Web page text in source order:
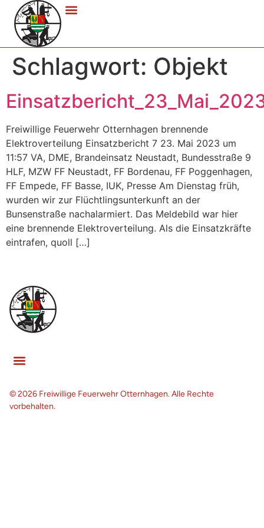
Schlagwort: Objekt
Freiwillige Feuerwehr Otternhagen brennende
Elektroverteilung Einsatzbericht 7 23. Mai 2023 um
11:57 VA, DME, Brandeinsatz Neustadt, Bundesstraße 9
HLF, MZW FF Neustadt, FF Bordenau, FF Poggenhagen,
FF Empede, FF Basse, IUK, Presse Am Dienstag früh,
wurden wir zur Flüchtlingsunterkunft an der
Bunsenstraße nachalarmiert. Das Meldebild war hier
eine brennende Elektroverteilung. Als die Einsatzkräfte
eintrafen, quoll […]
© 2026 Freiwillige Feuerwehr Otternhagen. Alle Rechte
vorbehalten.